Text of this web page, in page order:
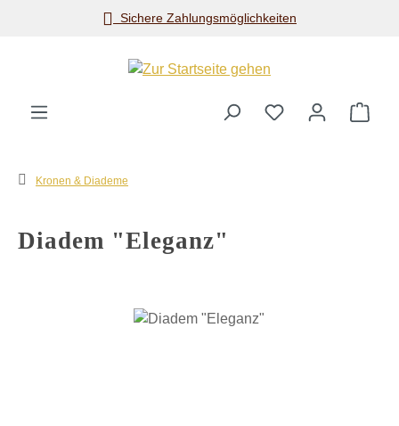
Zum Hauptinhalt springenSichere Zahlungsmöglichkeiten
Kronen & Diademe
Diadem "Eleganz"
Bildergalerie überspringen